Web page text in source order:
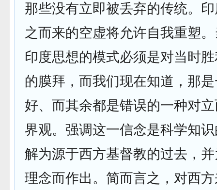
那些没有立即被丢弃的传统。
之而来的空虚将允许自我重塑
印度思想的模式必须是对当时
的膜拜，而我们现在知道，那
好、而其余都是错误的一种对
界观。强调这一信念是科学知
解为源于西方基督教的过去，
理念而作出。简而言之，对西